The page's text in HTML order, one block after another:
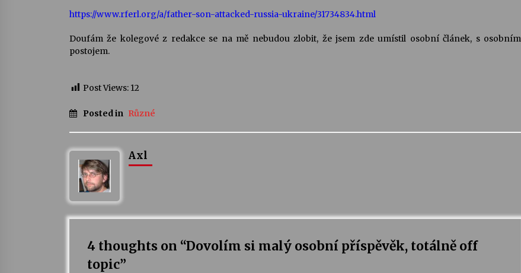
https://www.rferl.org/a/father-son-attacked-russia-ukraine/31734834.html
Doufám že kolegové z redakce se na mě nebudou zlobit, že jsem zde umístil osobní článek, s osobním
postojem.
Post Views: 12
Posted in Různé
Axl
4 thoughts on “Dovolím si malý osobní příspěvěk, totálně off
topic”